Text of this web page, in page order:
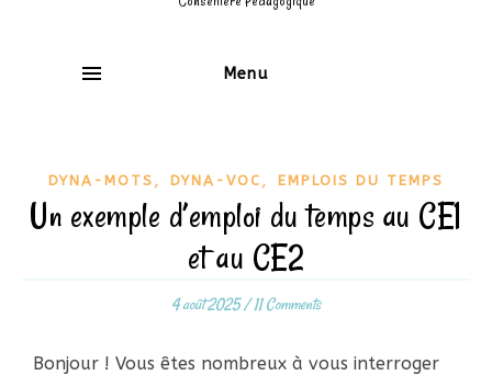
Menu
DYNA-MOTS , DYNA-VOC , EMPLOIS DU TEMPS
Un exemple d’emploi du temps au CE1
et au CE2
4 août 2025/11 Comments
Bonjour ! Vous êtes nombreux à vous interroger